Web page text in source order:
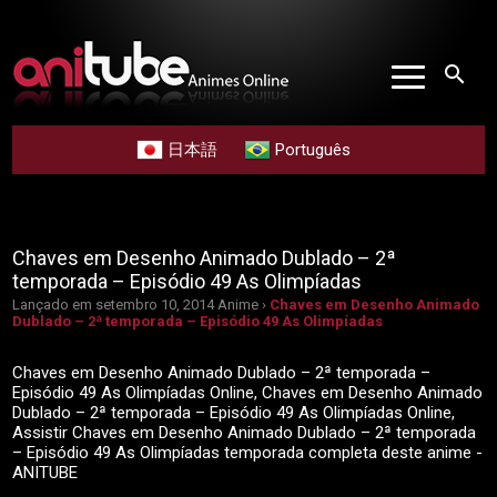
search
日本語 Português
Chaves em Desenho Animado Dublado – 2ª
temporada – Episódio 49 As Olimpíadas
Lançado em setembro 10, 2014 Anime › Chaves em Desenho Animado
Dublado – 2ª temporada – Episódio 49 As Olimpíadas
Chaves em Desenho Animado Dublado – 2ª temporada –
Episódio 49 As Olimpíadas Online, Chaves em Desenho Animado
Dublado – 2ª temporada – Episódio 49 As Olimpíadas Online,
Assistir Chaves em Desenho Animado Dublado – 2ª temporada
– Episódio 49 As Olimpíadas temporada completa deste anime -
ANITUBE